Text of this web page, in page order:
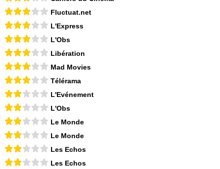
Fluctuat.net
L'Express
L'Obs
Libération
Mad Movies
Télérama
L'Evénement
L'Obs
Le Monde
Le Monde
Les Echos
Les Echos